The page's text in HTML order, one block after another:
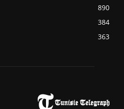
890
384
363